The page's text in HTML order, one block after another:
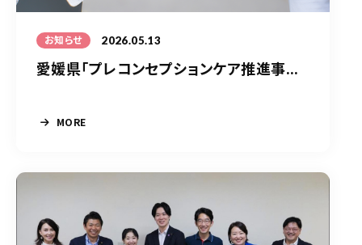
お知らせ 2026.05.13
愛媛県「プレコンセプションケア推進事...
MORE